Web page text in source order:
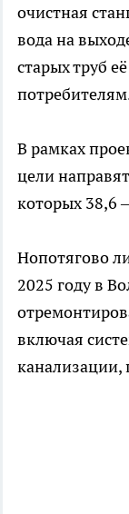
очистная
вода на
старых труб
В рамках
цели
которых 38,6
Нопотягово
2025 году в
включая
канализации,